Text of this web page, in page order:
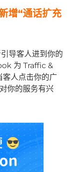
增“通话扩充
导客人进到你的
为 Traffic &
客人点击你的广
你的服务有兴